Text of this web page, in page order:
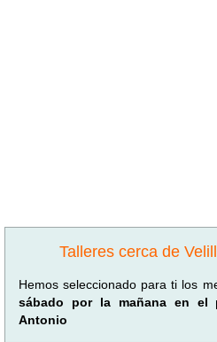
Talleres cerca de
Hemos seleccionado para ti los
sábado por la mañana en el
Antonio